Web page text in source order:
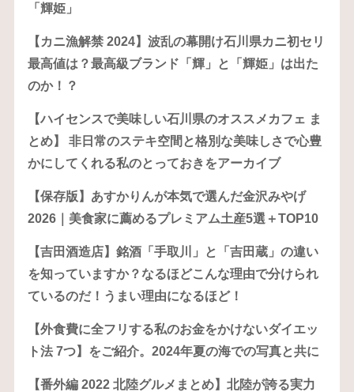
「輝姫」
【カニ漁解禁 2024】波乱の幕開け石川県カニ初セリ
最高値は？最高級ブランド「輝」と「輝姫」は出た
のか！？
【ハイセンスで美味しい石川県のオススメカフェ ま
とめ】 非日常のステキ空間と格別な美味しさで心豊
かにしてくれる私のとっておきをアーカイブ
【保存版】あすかりんが本気で選んだ金沢みやげ
2026｜美食家に薦めるプレミアム土産5選＋TOP10
【吉田酒造店】銘酒「手取川」と「吉田蔵」の違い
を知っていますか？なるほどこんな理由で分けられ
ているのだ！うまい理由になるほど！
【外食費に全フリする私のお金をかけないダイエッ
ト法 7つ】をご紹介。2024年夏の海での写真と共に
【番外編 2022 北陸グルメまとめ】北陸が誇る実力